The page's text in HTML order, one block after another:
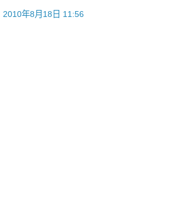
2010年8月18日 11:56